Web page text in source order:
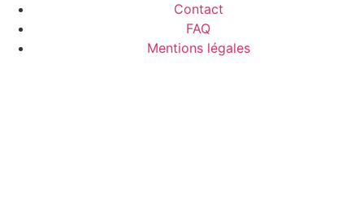
Contact
FAQ
Mentions légales